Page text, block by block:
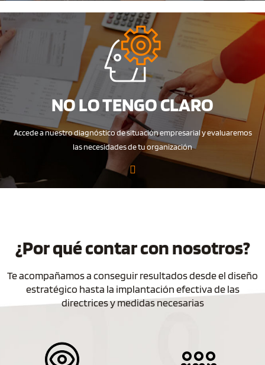
NO LO TENGO CLARO
Accede a nuestro diagnóstico de situación empresarial y evaluaremos
las necesidades de tu organización
¿Por qué contar con nosotros?
Te acompañamos a conseguir resultados desde el diseño
estratégico hasta la implantación efectiva de las
directrices y medidas necesarias